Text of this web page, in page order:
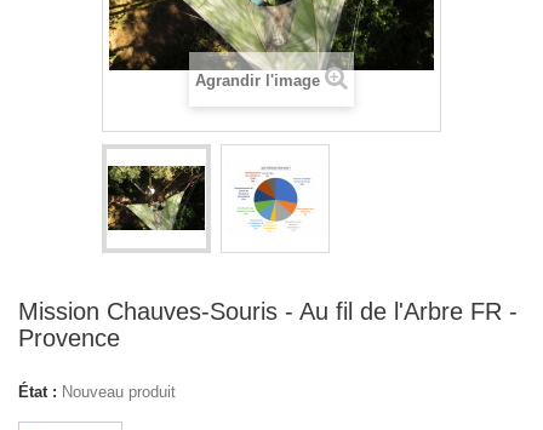
Agrandir l'image
Mission Chauves-Souris - Au fil de l'Arbre FR -
Provence
État : Nouveau produit